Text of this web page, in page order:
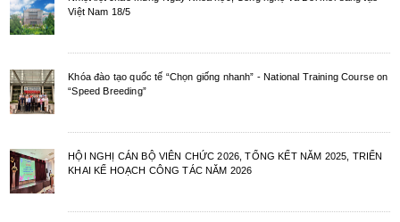
Việt Nam 18/5
Khóa đào tạo quốc tế “Chọn giống nhanh” - National Training Course on
“Speed Breeding”
HỘI NGHỊ CÁN BỘ VIÊN CHỨC 2026, TỔNG KẾT NĂM 2025, TRIỂN
KHAI KẾ HOẠCH CÔNG TÁC NĂM 2026